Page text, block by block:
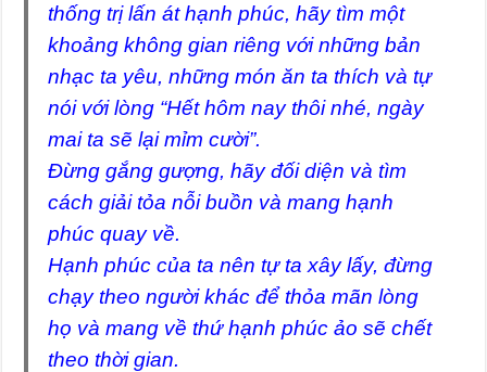
thống trị lấn át hạnh phúc, hãy tìm một
khoảng không gian riêng với những bản
nhạc ta yêu, những món ăn ta thích và tự
nói với lòng “Hết hôm nay thôi nhé, ngày
mai ta sẽ lại mỉm cười”.
Đừng gắng gượng, hãy đối diện và tìm
cách giải tỏa nỗi buồn và mang hạnh
phúc quay về.
Hạnh phúc của ta nên tự ta xây lấy, đừng
chạy theo người khác để thỏa mãn lòng
họ và mang về thứ hạnh phúc ảo sẽ chết
theo thời gian.